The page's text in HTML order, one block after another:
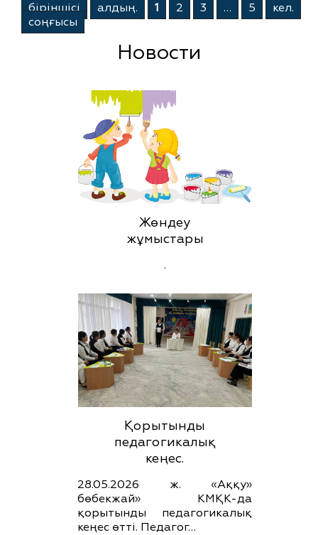
бiрiншiсi
алдың. 1 2 3 … 5
кел.
соңғысы
Новости
Жөндеу
жұмыстары
.
Қорытынды
педагогикалық
кеңес.
28.05.2026 ж. «Аққу»
бөбекжай» КМҚК-да
қорытынды педагогикалық
кеңес өтті. Педагог…